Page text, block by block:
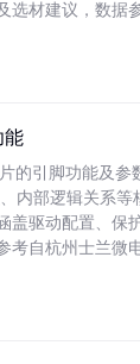
选材建议，数据
能
的引脚功能及参
内部逻辑关系等
盖驱动配置、保
考自杭州士兰微